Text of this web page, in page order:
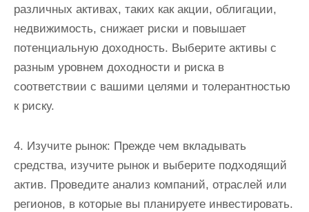
различных активах, таких как акции, облигации,
недвижимость, снижает риски и повышает
потенциальную доходность. Выберите активы с
разным уровнем доходности и риска в
соответствии с вашими целями и толерантностью
к риску.
4. Изучите рынок: Прежде чем вкладывать
средства, изучите рынок и выберите подходящий
актив. Проведите анализ компаний, отраслей или
регионов, в которые вы планируете инвестировать.